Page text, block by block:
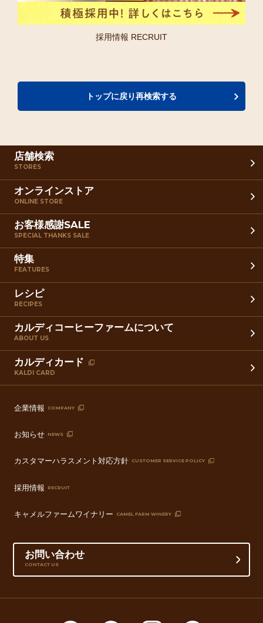
採用情報 RECRUIT
トップに戻り再検索する
店舗検索
STORES
オンラインストア
ONLINE STORE
お客様感謝SALE
SPECIAL THANKS SALE
特集
FEATURES
レシピ
RECIPES
カルディコーヒーファームについて
ABOUT US
カルディカード
KALDI CARD
企業情報 COMPANY
お知らせ NEWS
カスタマーハラスメント対応方針 CUSTOMER SERVICE POLICY
採用情報 RECRUIT
キャメルファームワイナリー CAMEL FARM WINERY
お問い合わせ
CONTACT US